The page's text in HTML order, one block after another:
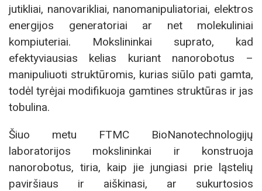
jutikliai, nanovarikliai, nanomanipuliatoriai, elektros
energijos generatoriai ar net molekuliniai
kompiuteriai. Mokslininkai suprato, kad
efektyviausias kelias kuriant nanorobotus –
manipuliuoti struktūromis, kurias siūlo pati gamta,
todėl tyrėjai modifikuoja gamtines struktūras ir jas
tobulina.
Šiuo metu FTMC BioNanotechnologijų
laboratorijos mokslininkai ir konstruoja
nanorobotus, tiria, kaip jie jungiasi prie ląstelių
paviršiaus ir aiškinasi, ar sukurtosios